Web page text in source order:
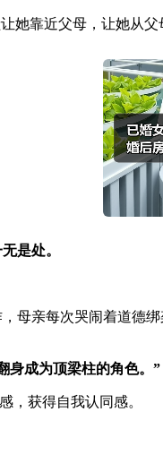
靠近父母，让她从父
是处。
母亲每次哭闹着道德
身成为顶梁柱的角色。”
，获得自我认同感。